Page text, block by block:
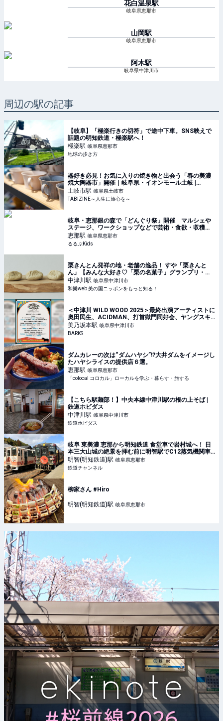
花白温泉駅
岐阜県恵那市
山岡駅
岐阜県恵那市
阿木駅
岐阜県中津川市
周辺の駅の記事
【岐阜】「極楽行きの切符」で途中下車。SNS映えで
話題の明知鉄道・極楽駅へ！
極楽駅 岐阜県恵那市
地球の歩き方
器好き必見！お気に入りの焼き物と出会う「春の美濃
焼大陶器市」開催｜岐阜県・イオンモール土岐 |
TABIZINE～人生に旅心を～
土岐市駅 岐阜県土岐市
TABIZINE～人生に旅心を～
岐⾩・恵那銀の森で「どんぐり祭」開催 マルシェや
ステージ、ワークショップなどで芸術・食欲・収穫の
秋を満喫 | るるぶKids
恵那駅 岐阜県恵那市
るるぶKids
栗きんとん発祥の地・老舗の逸品！ すや「栗きんと
ん」【みんな大好き♡「栗の名菓子」グランプリ・
３】 ｜ 和樂web 美の国ニッポンをもっと知る！
中津川駅 岐阜県中津川市
和樂web 美の国ニッポンをもっと知る！
＜中津川 WILD WOOD 2025＞最終出演アーティストに
奥田民生、ACIDMAN、打首獄門同好会、ヤングスキ
ニー、サバシスター、Chilli Beans.など13組発表
美乃坂本駅 岐阜県中津川市
BARKS
ダムカレーの次は“ダムハヤシ”!?大井ダムをイメージし
たハヤシライスの提供店６選。
恵那駅 岐阜県恵那市
「colocal コロカル」ローカルを学ぶ・暮らす・旅する
【こちら駅麺部！】中央本線中津川駅の根の上そば |
鉄道ホビダス
中津川駅 岐阜県中津川市
鉄道ホビダス
岐阜 東美濃 恵那から明知鉄道 食堂車で岩村城へ！ 日
本三大山城の絶景を拝む前に明智駅でC12蒸気機関車
とゆったりのんびりステキなカフェ時間 | 鉄道ニュー
ス | 鉄道チャンネル
明智(明知鉄道)駅 岐阜県恵那市
鉄道チャンネル
柳家さん #Hiro
明智(明知鉄道)駅 岐阜県恵那市